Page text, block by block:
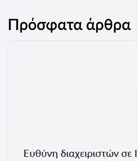
Πρόσφατα άρθρα
Ευθύνη διαχειριστών σε